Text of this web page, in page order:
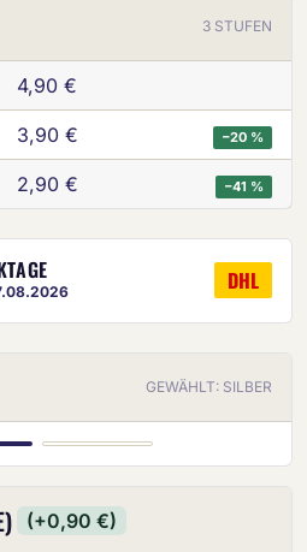
3 STUFEN
4,90 €
3,90 € −20 %
2,90 € −41 %
DHL
GEWÄHLT: SILBER
BRONZE
(+0,90 €)